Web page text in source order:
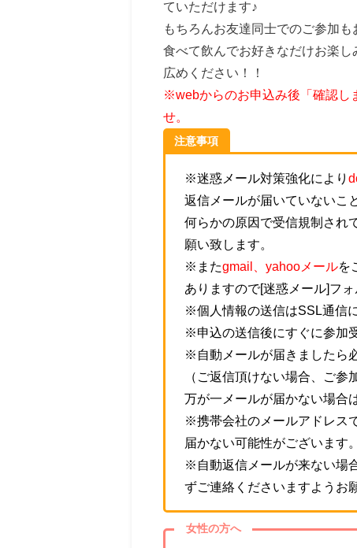
ていただけます♪
もちろんお友達同士でのご参加も
食べて飲んでお好きなだけお楽
広めください！！
※webからのお申込み後「確認し
せ。
注意事項
※迷惑メール対策強化により
返信メールが届いていないこ
何らかの原因で受信規制され
願い致します。
※またgmail、yahooメールを
ありますので[迷惑メール]フ
※個人情報の送信はSSL通信
※申込の送信後にすぐに参加
※自動メールが届きましたら
（ご返信頂けない場合、ご参
万が一メールが届かない場合
※携帯会社のメールアドレス
届かない可能性がございます。
※自動返信メールが来ない場
ずご連絡くださいますようお
女性の方へ